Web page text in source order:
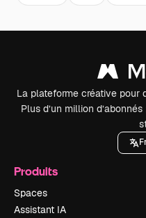
La plateforme créative pour
Plus d’un million
Produits
Spaces
Assistant IA